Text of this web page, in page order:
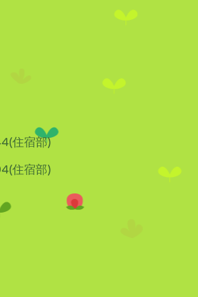
住宿部)
住宿部)